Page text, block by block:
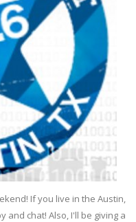
If you live in the Austin,
and chat! Also, I'll be giving a